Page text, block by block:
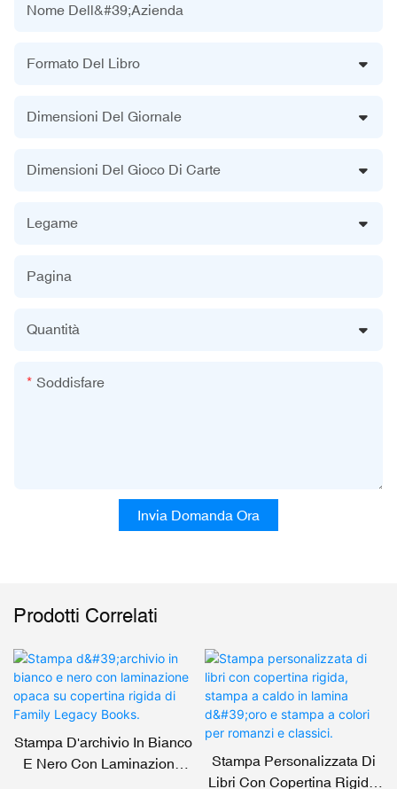
Nome Dell&#39;azienda
Formato Del Libro
Dimensioni Del Giornale
Dimensioni Del Gioco Di Carte
Legame
Pagina
Quantità
Soddisfare
Invia Domanda Ora
Prodotti Correlati
Stampa D'archivio In Bianco
E Nero Con Laminazione
Stampa Personalizzata Di
Libri Con Copertina Rigida,